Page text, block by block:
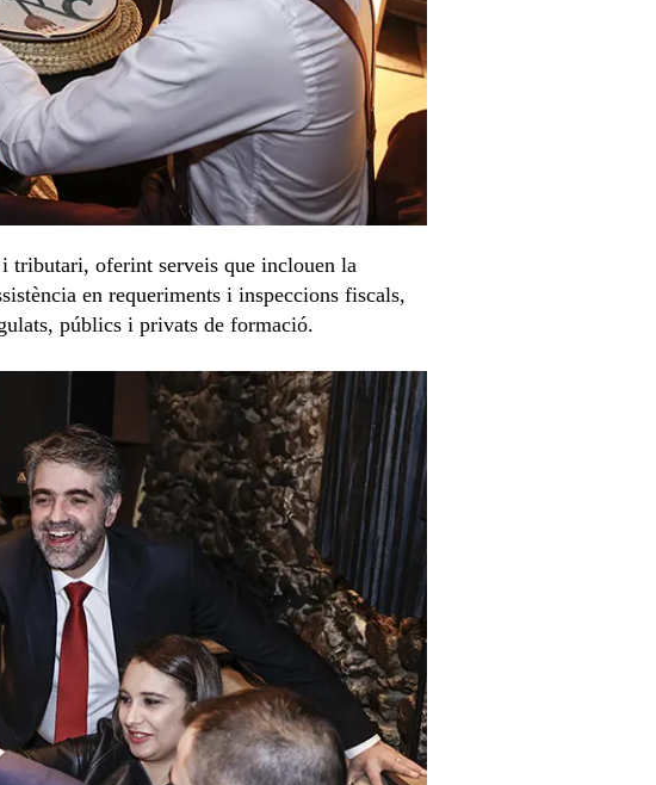
i tributari, oferint serveis que inclouen la
en requeriments i inspeccions fiscals,
públics i privats de formació.